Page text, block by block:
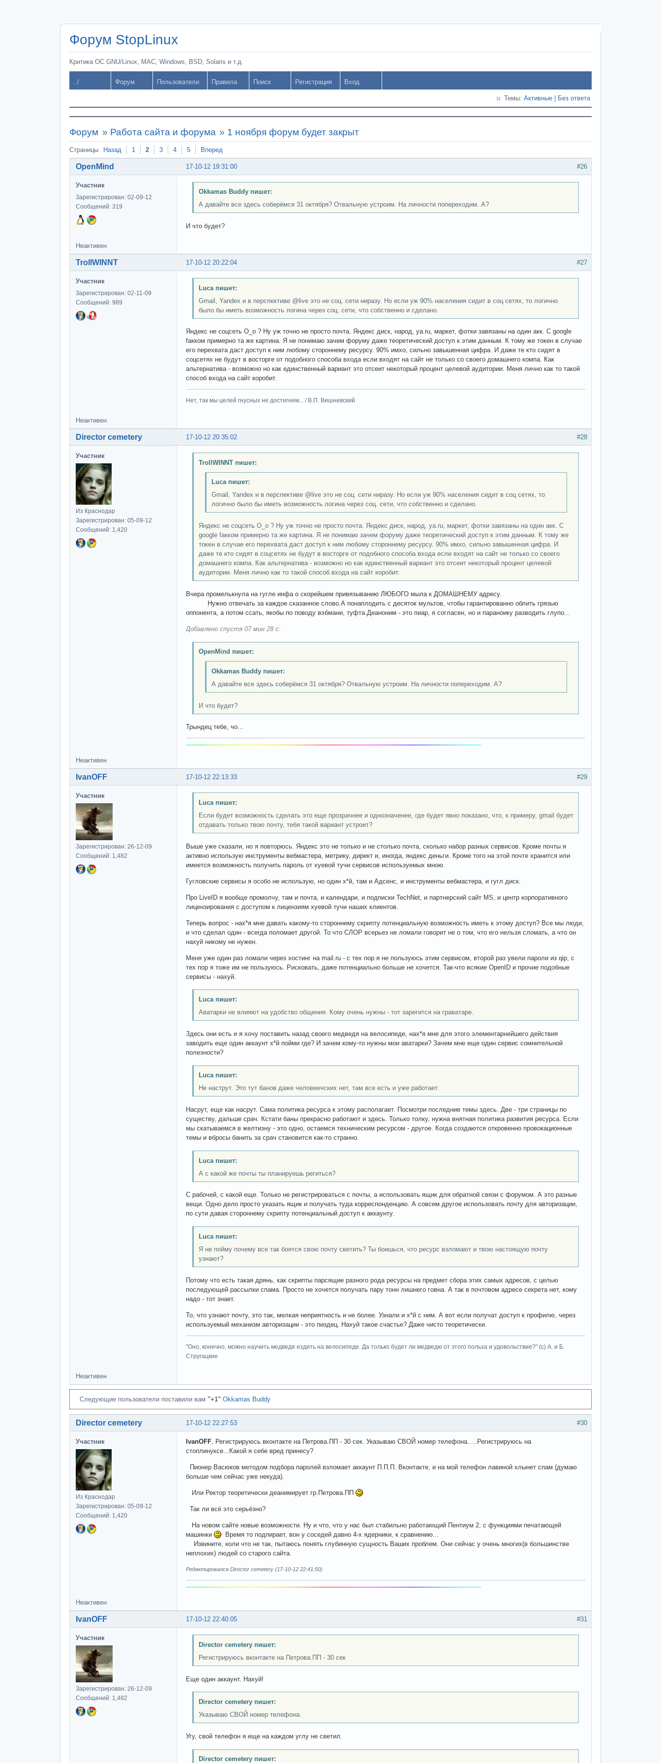
Форум StopLinux
Критика ОС GNU/Linux, MAC, Windows, BSD, Solaris и т.д.
../ Форум Пользователи Правила Поиск Регистрация Вход
Темы: Активные Без ответа
Форум » Работа сайта и форума » 1 ноября форум будет закрыт
Страницы Назад 1 2 3 4 5 Вперед
#26
17-10-12 19:31:00
OpenMind
Участник
Зарегистрирован: 02-09-12
Сообщений: 319
Okkamas Buddy пишет:
А давайте все здесь соберёмся 31 октября? Отвальную устроим. На личности попереходим. А?
И что будет?
Неактивен
#27
17-10-12 20:22:04
TrollWINNT
Участник
Зарегистрирован: 02-11-09
Сообщений: 989
Luca пишет:
Gmail, Yandex и в перспективе @live это не соц. сети ниразу. Но если уж 90% населения сидит в соц сетях, то логично
было бы иметь возможность логина через соц. сети, что собственно и сделано.
Яндекс не соцсеть О_о ? Ну уж точно не просто почта. Яндекс диск, народ, ya.ru, маркет, фотки завязаны на один акк. С google
fакком примерно та же картина. Я не понимаю зачем форуму даже теоретический доступ к этим данным. К тому же токен в случае
его перехвата даст доступ к ним любому стороннему ресурсу. 90% имхо, сильно завышенная цифра. И даже те кто сидят в
соцсетях не будут в восторге от подобного способа входа если входят на сайт не только со своего домашнего компа. Как
альтернатива - возможно но как единственный вариант это отсеит некоторый процент целевой аудитории. Меня лично как то такой
способ входа на сайт коробит.
Нет, так мы целей гнусных не достигнем... / В.П. Вишневский
Неактивен
#28
17-10-12 20:35:02
Director cemetery
Участник
Из Краснодар
Зарегистрирован: 05-09-12
Сообщений: 1,420
TrollWINNT пишет:
Luca пишет:
Gmail, Yandex и в перспективе @live это не соц. сети ниразу. Но если уж 90% населения сидит в соц сетях, то
логично было бы иметь возможность логина через соц. сети, что собственно и сделано.
Яндекс не соцсеть О_о ? Ну уж точно не просто почта. Яндекс диск, народ, ya.ru, маркет, фотки завязаны на один акк. С
google fакком примерно та же картина. Я не понимаю зачем форуму даже теоретический доступ к этим данным. К тому же
токен в случае его перехвата даст доступ к ним любому стороннему ресурсу. 90% имхо, сильно завышенная цифра. И
даже те кто сидят в соцсетях не будут в восторге от подобного способа входа если входят на сайт не только со своего
домашнего компа. Как альтернатива - возможно но как единственный вариант это отсеит некоторый процент целевой
аудитории. Меня лично как то такой способ входа на сайт коробит.
Вчера промелькнула на гугле инфа о скорейшем привязыванию ЛЮБОГО мыла к ДОМАШНЕМУ адресу.
Нужно отвечать за каждое сказанное слово.А понаплодить с десяток мультов, чтобы гарантированно облить грязью
оппонента, а потом ссать, якобы по поводу вэбмани, туфта.Деаноним - это пиар, я согласен, но и параноику разводить глупо...
Добавлено спустя 07 мин 28 с:
OpenMind пишет:
Okkamas Buddy пишет:
А давайте все здесь соберёмся 31 октября? Отвальную устроим. На личности попереходим. А?
И что будет?
Трындец тебе, чо...
Неактивен
#29
17-10-12 22:13:33
IvanOFF
Участник
Зарегистрирован: 26-12-09
Сообщений: 1,482
Luca пишет:
Если будет возможность сделать это еще прозрачнее и однозначенее, где будет явно показано, что, к примеру, gmail будет
отдавать только твою почту, тебя такой вариант устроит?
Выше уже сказали, но я повторюсь. Яндекс это не только и не столько почта, сколько набор разных сервисов. Кроме почты я
активно использую инструменты вебмастера, метрику, директ и, иногда, яндекс деньги. Кроме того на этой почте хранится или
имеется возможность получить пароль от хуевой тучи сервисов используемых мною.
Гугловские сервисы я особо не использую, но один х*й, там и Адсенс, и инструменты вебмастера, и гугл диск.
Про LiveID я вообще промолчу, там и почта, и календари, и подписки TechNet, и партнерский сайт MS, и центр корпоративного
лицензирования с доступом к лицензиям хуевой тучи наших клиентов.
Теперь вопрос - нах*я мне давать какому-то стороннему скрипту потенциальную возможность иметь к этому доступ? Все мы люди,
и что сделал один - всегда поломает другой. То что СЛОР всерьез не ломали говорит не о том, что его нельзя сломать, а что он
нахуй никому не нужен.
Меня уже один раз ломали через хостинг на mail.ru - с тех пор я не пользуюсь этим сервисом, второй раз увели пароли из qip, с
тех пор я тоже им не пользуюсь. Рисковать, даже потенциально больше не хочется. Так-что всякие OpenID и прочие подобные
сервисы - нахуй.
Luca пишет:
Аватарки не влияют на удобство общения. Кому очень нужны - тот зарегится на граватаре.
Здесь они есть и я хочу поставить назад своего медведя на велосипеде, нах*я мне для этого элементарнейшего действия
заводить еще один аккаунт х*й пойми где? И зачем кому-то нужны мои аватарки? Зачем мне еще один сервис сомнительной
полезности?
Luca пишет:
Не наструт. Это тут банов даже человеечских нет, там все есть и уже работает.
Насрут, еще как насрут. Сама политика ресурса к этому располагает. Посмотри последние темы здесь. Две - три страницы по
существу, дальше срач. Кстати баны прекрасно работают и здесь. Только толку, нужна внятная политика развития ресурса. Если
мы скатываемся в желтизну - это одно, остаемся техническим ресурсом - другое. Когда создаются откровенно провокационные
темы и вбросы банить за срач становится как-то странно.
Luca пишет:
А с какой же почты ты планируешь региться?
С рабочей, с какой еще. Только не регистрироваться с почты, а использовать ящик для обратной связи с форумом. А это разные
вещи. Одно дело просто указать ящик и получать туда корреспонденцию. А совсем другое использовать почту для авторизации,
по сути давая стороннему скрипту потенциальный доступ к аккаунту.
Luca пишет:
Я не пойму почему все так боятся свою почту светить? Ты боишься, что ресурс взломают и твою настоящую почту
узнают?
Потому что есть такая дрянь, как скрипты парсящие разного рода ресурсы на предмет сбора этих самых адресов, с целью
последующей рассылки спама. Просто не хочется получать пару тонн лишнего говна. А так в почтовом адресе секрета нет, кому
надо - тот знает.
То, что узнают почту, это так, мелкая неприятность и не более. Узнали и х*й с ним. А вот если получат доступ к профилю, через
используемый механизм авторизации - это пиздец. Нахуй такое счастье? Даже чисто теоретически.
"Оно, конечно, можно научить медведя ездить на велосипеде. Да только будет ли медведю от этого польза и удовольствие?" (с) А. и Б.
Стругацкие
Неактивен
Следующие пользователи поставили вам "+1":Okkamas Buddy
#30
17-10-12 22:27:53
Director cemetery
Участник
Из Краснодар
Зарегистрирован: 05-09-12
Сообщений: 1,420
IvanOFF , Регистрируюсь вконтакте на Петрова.ПП - 30 сек. Указываю СВОЙ номер телефона.....Регистрируюсь на
стоплинуксе...Какой я себе вред принесу?
Пионер Васюков методом подбора паролей взломает аккаунт П.П.П. Вконтакте, и на мой телефон лавиной хлынет спам (думаю
больше чем сейчас уже некуда).
Или Ректор теоретически деанимирует гр.Петрова.ПП
Так ли всё это серьёзно?
На новом сайте новые возможности. Ну и что, что у нас был стабильно работающий Пентиум 2, с функциями печатающей
машинки
Время то подпирает, вон у соседей давно 4-х ядерники, к сравнению...
Извините, коли что не так, пытаюсь понять глубинную сущность Ваших проблем. Они сейчас у очень многих(в большинстве
неплохих) людей со старого сайта.
Редактировался Director cemetery (17-10-12 22:41:50)
Неактивен
#31
17-10-12 22:40:05
IvanOFF
Участник
Зарегистрирован: 26-12-09
Сообщений: 1,482
Director cemetery пишет:
Регистрируюсь вконтакте на Петрова.ПП - 30 сек
Еще один аккаунт. Нахуй!
Director cemetery пишет:
Указываю СВОЙ номер телефона.
Угу, свой телефон я еще на каждом углу не светил.
Director cemetery пишет: